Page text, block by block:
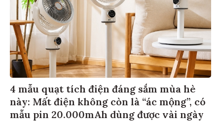
4 mẫu quạt tích điện đáng sắm mùa hè
này: Mất điện không còn là “ác mộng”, có
mẫu pin 20.000mAh dùng được vài ngày